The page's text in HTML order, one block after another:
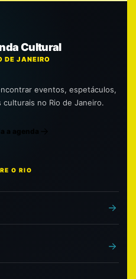
Cultural
DE JANEIRO
eventos, espetáculos,
no Rio de Janeiro.
a agenda
O RIO